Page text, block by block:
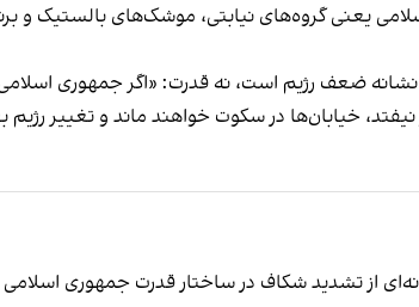
یعنی گروه‌های نیابتی، موشک‌های بالستیک و
نشانه ضعف رژیم است، نه قدرت: «اگر جمهوری
نیفتد، خیابان‌ها در سکوت خواهند ماند و تغییر